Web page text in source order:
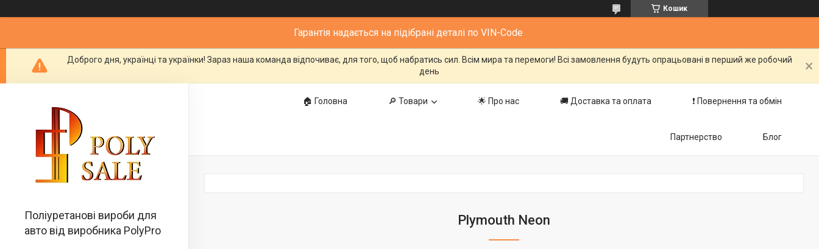
Кошик
Гарантія надається на підібрані деталі по VIN-Code
Доброго дня, українці та українки! Зараз наша команда відпочиває, для того, щоб набратись сил. Всім мира та перемоги! Всі замовлення будуть опрацьовані в перший же робочий
день
Поліуретанові вироби для
авто від виробника PolyPro
🏠 Головна 🔎 Товари 🌟 Про нас 🚚 Доставка та оплата ❗️ Повернення та обмін
Партнерство Блог
Plymouth Neon